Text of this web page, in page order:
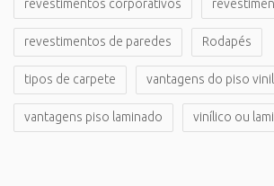
revestimentos corporativos
revestimentos de paredes Rodapés
tipos de carpete vantagens do piso
vantagens piso laminado vinílico ou